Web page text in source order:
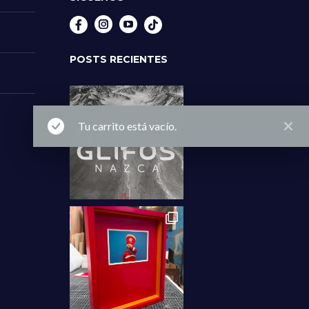
Tu carrito está vacío.
InstagramYouTube
POSTS RECIENTES